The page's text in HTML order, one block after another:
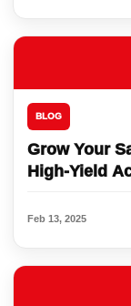
BLOG
Grow Your
High-Yield
Feb 13, 2025